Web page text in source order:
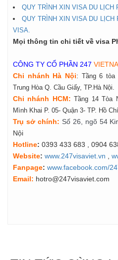
QUY TRÌNH XIN VISA DU LỊCH
QUY TRÌNH XIN VISA DU LỊCH
VISA.
Mọi thông tin chi tiết về visa
CÔNG TY CỔ PHẦN 247
Chi nhánh Hà Nội: Tầng 6 tòa
Trung Hòa Q. Cầu Giấy, TP.Hà Nội.
Chi nhánh HCM: Tầng 14 Tòa
Mình Khai P. 05- Quận 3- TP. Hồ
Trụ sở chính: Số 26, ngõ 54
Nội
Hotline: 0393 433 683 , 0904
Website: www.247visaviet.vn
Fanpage: www.facebook.com/
Email: hotro@247visaviet.com